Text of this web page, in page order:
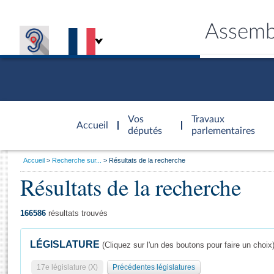
Accueil
d'accueil
Vos
députés
Travaux
parlementaires
Général
Vous
Accueil Recherche sur... Résultats de la recherche
Résultats de la recherche
166586 résultats trouvés
LÉGISLATURE (Cliquez sur l'un des boutons pour faire un choix)
17e législature (X) Précédentes législatures